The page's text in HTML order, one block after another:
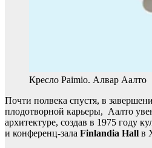
Кресло Paimio. Алвар Аалто
Почти полвека спустя, в
плодотворной карьеры, Аалто
архитектуре, создав в 1975 году
и конференц-зала Finlandia Hall в